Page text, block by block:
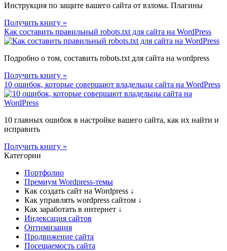
Инструкция по защите вашего сайта от взлома. Плагины
Получить книгу »
Как составить правильный robots.txt для сайта на WordPress
Подробно о том, составить robots.txt для сайта на wordpress
Получить книгу »
10 ошибок, которые совершают владельцы сайта на WordPress
10 главных ошибок в настройке вашего сайта, как их найти и
исправить
Получить книгу »
Категории
Портфолио
Премиум Wordpress-темы
Как создать сайт на Wordpress ↓
Как управлять wordpress сайтом ↓
Как заработать в интернет ↓
Индексация сайтов
Оптимизация
Продвижение сайта
Посещаемость сайта